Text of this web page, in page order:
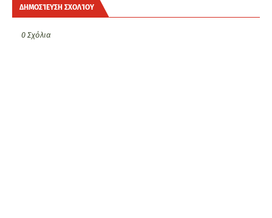
ΔΗΜΟΣΊΕΥΣΗ ΣΧΟΛΊΟΥ
0 Σχόλια